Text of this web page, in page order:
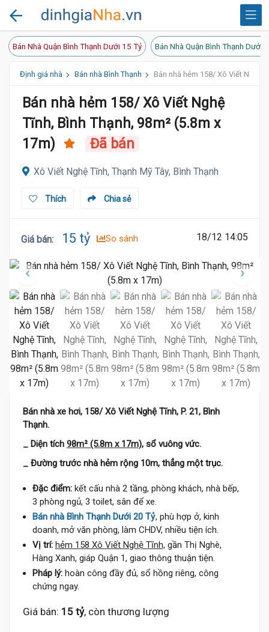
Bán Nhà Quận Bình Thạnh Dưới 15 Tỷ Bán Nhà Quận Bình Thạnh Dưới
Định giá nhà Bán nhà Bình Thạnh Bán nhà hẻm 158/ Xô Viết Nghệ
Bán nhà hẻm 158/ Xô Viết Nghệ
Tĩnh, Bình Thạnh, 98m² (5.8m x
17m)
Đã bán
Xô Viết Nghệ Tĩnh, Thạnh Mỹ Tây, Bình Thạnh
Chia sẻ
Thích
Giá bán: 15 tỷ So sánh 18/12 14:05
Bán nhà xe hơi, 158/ Xô Viết Nghệ Tĩnh, P. 21, Bình
Thạnh.
_ Diện tích 98m² (5.8m x 17m), sổ vuông vức.
_ Đường trước nhà hẻm rộng 10m, thẳng một trục.
Đặc điểm: kết cấu nhà 2 tầng, phòng khách, nhà bếp,
3 phòng ngủ, 3 toilet, sân để xe.
Bán nhà Bình Thạnh Dưới 20 Tỷ, phù hợp ở, kinh
doanh, mở văn phòng, làm CHDV, nhiều tiện ích.
Vị trí: hẻm 158 Xô Viết Nghệ Tĩnh, gần Thị Nghè,
Hàng Xanh, giáp Quận 1, giao thông thuận tiện.
Pháp lý: hoàn công đầy đủ, sổ hồng riêng, công
chứng ngay.
Giá bán: 15 tỷ, còn thương lượng
15.5 Tỷ